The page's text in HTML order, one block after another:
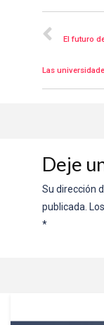
El futuro
Las
Deje
Su dirección
publicada.
*